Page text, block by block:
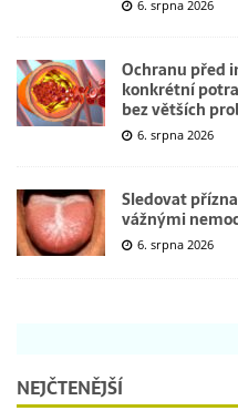
6. srpna 2026
Ochranu před
konkrétní
bez větších
6. srpna 2026
Sledovat
vážnými
6. srpna 2026
NEJČTENĚJŠÍ